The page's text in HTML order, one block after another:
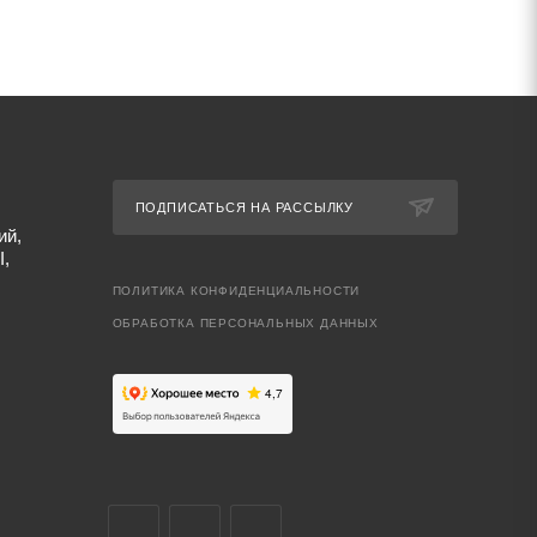
ПОДПИСАТЬСЯ НА РАССЫЛКУ
ПОЛИТИКА КОНФИДЕНЦИАЛЬНОСТИ
ОБРАБОТКА ПЕРСОНАЛЬНЫХ ДАННЫХ